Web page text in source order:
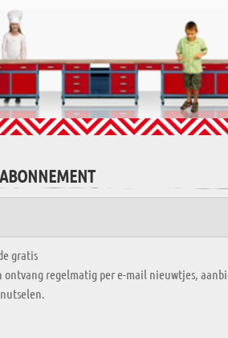
gratis
ontvang regelmatig per e-mail nieuwtjes,